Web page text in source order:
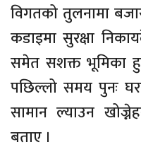
विगतको तुलनामा
कडाइमा सुरक्षा
समेत सशक्त भूमिका
पछिल्लो समय पुनः
सामान ल्याउन
बताए ।